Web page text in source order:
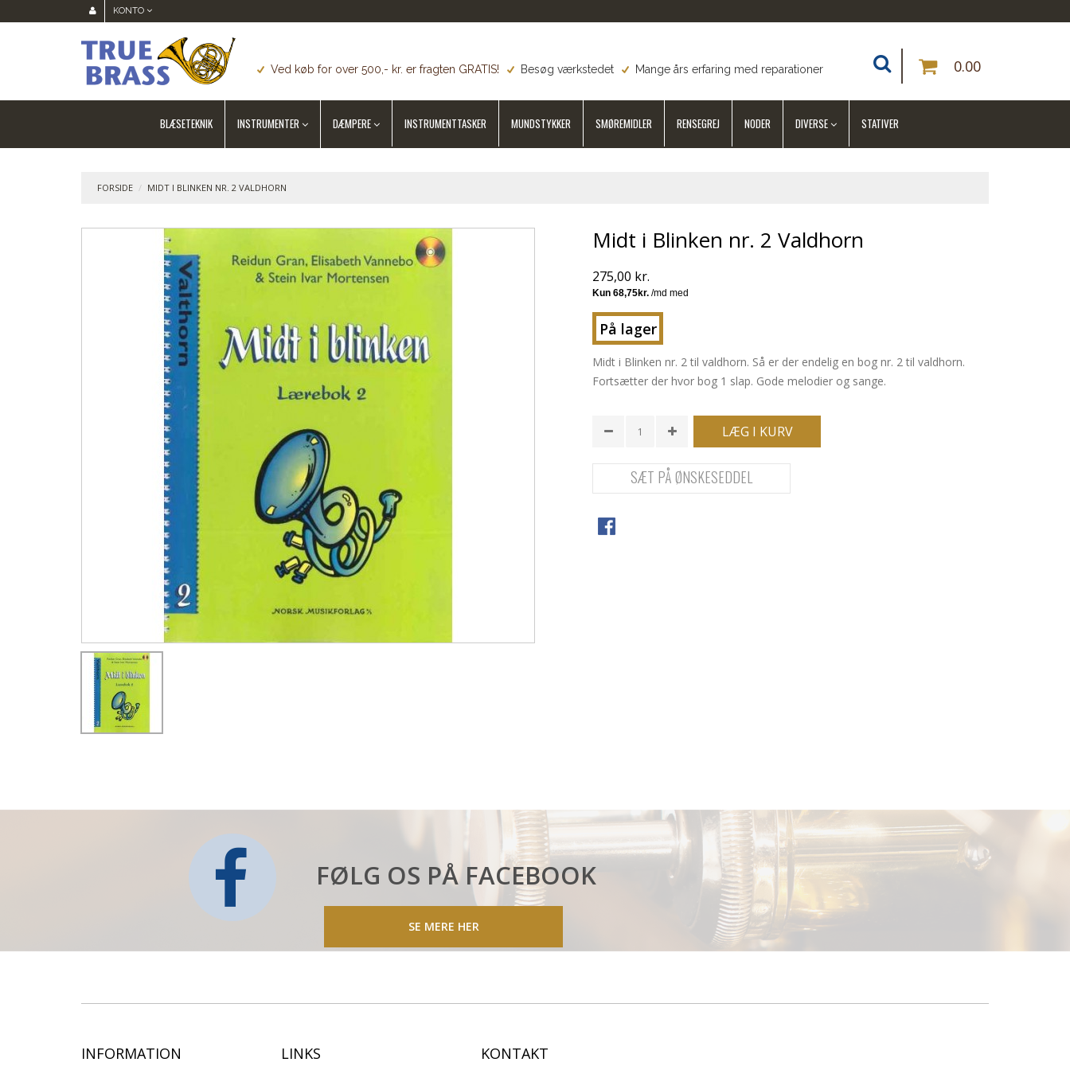
KONTO
Ved køb for over 500,- kr. er fragten GRATIS! Besøg værkstedet Mange års erfaring med reparationer 0.00
BLÆSETEKNIK INSTRUMENTER DÆMPERE INSTRUMENTTASKER MUNDSTYKKER SMØREMIDLER RENSEGREJ NODER DIVERSE STATIVER
FORSIDE / MIDT I BLINKEN NR. 2 VALDHORN
Midt i Blinken nr. 2 Valdhorn
275,00 kr.
På lager
Midt i Blinken nr. 2 til valdhorn. Så er der endelig en bog nr. 2 til valdhorn.
Fortsætter der hvor bog 1 slap. Gode melodier og sange.
LÆG I KURV
SÆT PÅ ØNSKESEDDEL
FØLG OS PÅ FACEBOOK
SE MERE HER
INFORMATION LINKS KONTAKT